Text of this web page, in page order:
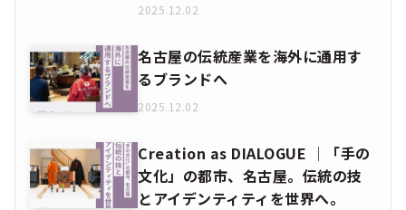
2025.12.02
名古屋の伝統産業を海外に通用す
るブランドへ
2025.12.02
Creation as DIALOGUE │「手の
文化」の都市、名古屋。伝統の技
とアイデンティティを世界へ。